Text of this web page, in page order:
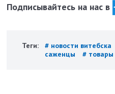
Подписывайтесь на нас в
Теги: # новости витебска
саженцы
# товары